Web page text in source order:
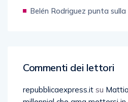
Belén Rodriguez punta
Commenti dei lettori
repubblicaexpress.it su